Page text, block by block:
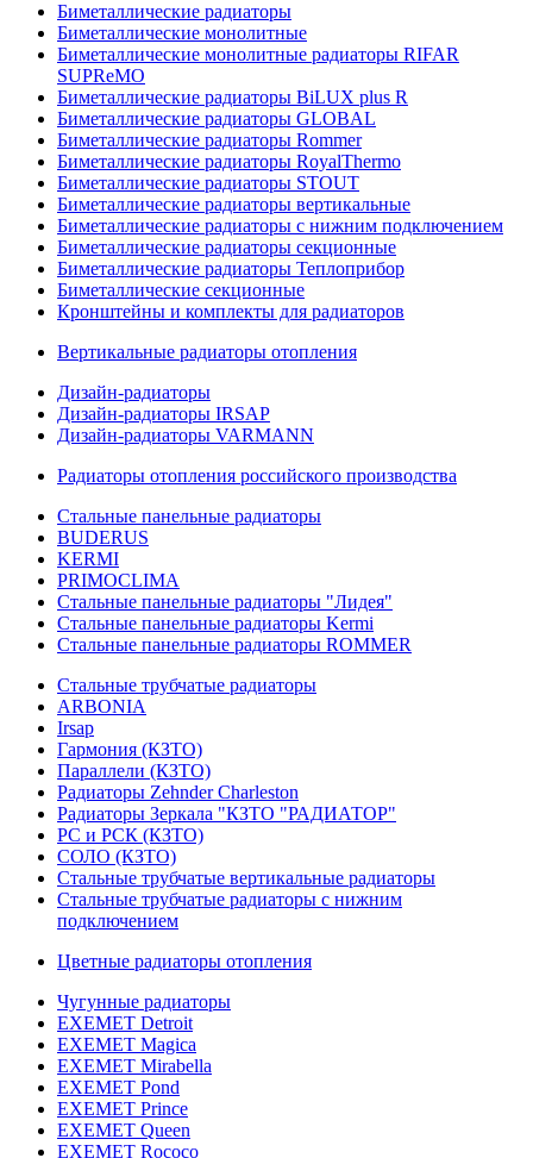
Биметаллические радиаторы
Биметаллические монолитные
Биметаллические монолитные радиаторы RIFAR
SUPReMO
Биметаллические радиаторы BiLUX plus R
Биметаллические радиаторы GLOBAL
Биметаллические радиаторы Rommer
Биметаллические радиаторы RoyalThermo
Биметаллические радиаторы STOUT
Биметаллические радиаторы вертикальные
Биметаллические радиаторы с нижним подключением
Биметаллические радиаторы секционные
Биметаллические радиаторы Теплоприбор
Биметаллические секционные
Кронштейны и комплекты для радиаторов
Вертикальные радиаторы отопления
Дизайн-радиаторы
Дизайн-радиаторы IRSAP
Дизайн-радиаторы VARMANN
Радиаторы отопления российского производства
Стальные панельные радиаторы
BUDERUS
KERMI
PRIMOCLIMA
Стальные панельные радиаторы "Лидея"
Стальные панельные радиаторы Kermi
Стальные панельные радиаторы ROMMER
Стальные трубчатые радиаторы
ARBONIA
Irsap
Гармония (КЗТО)
Параллели (КЗТО)
Радиаторы Zehnder Charleston
Радиаторы Зеркала "КЗТО "РАДИАТОР"
РС и РСК (КЗТО)
СОЛО (КЗТО)
Стальные трубчатые вертикальные радиаторы
Стальные трубчатые радиаторы с нижним
подключением
Цветные радиаторы отопления
Чугунные радиаторы
EXEMET Detroit
EXEMET Magica
EXEMET Mirabella
EXEMET Pond
EXEMET Prince
EXEMET Queen
EXEMET Rococo